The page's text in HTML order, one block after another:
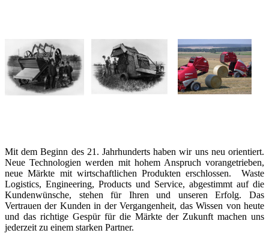
Mit dem Beginn des 21. Jahrhunderts haben wir uns neu orientiert.
Neue Technologien werden mit hohem Anspruch vorangetrieben,
neue Märkte mit wirtschaftlichen Produkten erschlossen. Waste
Logistics, Engineering, Products und Service, abgestimmt auf die
Kundenwünsche, stehen für Ihren und unseren Erfolg. Das
Vertrauen der Kunden in der Vergangenheit, das Wissen von heute
und das richtige Gespür für die Märkte der Zukunft machen uns
jederzeit zu einem starken Partner.